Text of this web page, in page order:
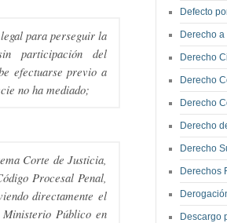
Defecto
Derecho
Derecho
Derecho
Derecho
Derecho
Derecho
Derechos
Descargo
para perseguir la
participación del
efectuarse previo a
no ha mediado;
Corte de Justicia,
Procesal Penal,
directamente el
Público en